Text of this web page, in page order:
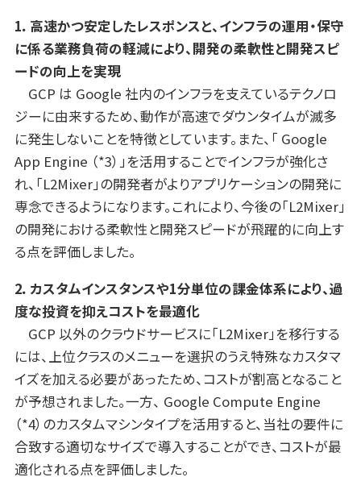
1．高速かつ安定したレスポンスと、インフラの運用・保守
に係る業務負荷の軽減により、開発の柔軟性と開発スピ
ードの向上を実現
GCP は Google 社内のインフラを支えているテクノロ
ジーに由来するため、動作が高速でダウンタイムが滅多
に発生しないことを特徴としています。また、「 Google
App Engine （*3）」を活用することでインフラが強化さ
れ、「L2Mixer」の開発者がよりアプリケーションの開発に
専念できるようになります。これにより、今後の「L2Mixer」
の開発における柔軟性と開発スピードが飛躍的に向上す
る点を評価しました。
2．カスタムインスタンスや1分単位の課金体系により、過
度な投資を抑えコストを最適化
GCP 以外のクラウドサービスに「L2Mixer」を移行する
には、上位クラスのメニューを選択のうえ特殊なカスタマ
イズを加える必要があったため、コストが割高となること
が予想されました。一方、 Google Compute Engine
（*4）のカスタムマシンタイプを活用すると、当社の要件に
合致する適切なサイズで導入することができ、コストが最
適化される点を評価しました。